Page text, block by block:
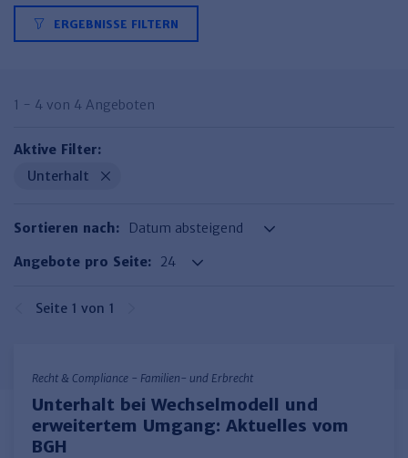
Insolvenzrecht
Haufe Personal Office
Haufe Immobilien
ERGEBNISSE FILTERN
1 - 4 von 4 Angeboten
Aktive Filter:
Unterhalt
Sortieren nach:
Angebote pro Seite:
Seite 1 von 1
Recht & Compliance - Familien- und Erbrecht
Unterhalt bei Wechselmodell und
erweitertem Umgang: Aktuelles vom
BGH